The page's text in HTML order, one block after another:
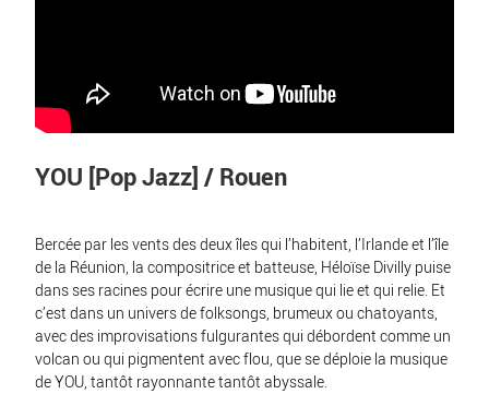
YOU [Pop Jazz] / Rouen
Bercée par les vents des deux îles qui l’habitent, l’Irlande et l’île
de la Réunion, la compositrice et batteuse, Héloïse Divilly puise
dans ses racines pour écrire une musique qui lie et qui relie. Et
c’est dans un univers de folksongs, brumeux ou chatoyants,
avec des improvisations fulgurantes qui débordent comme un
volcan ou qui pigmentent avec flou, que se déploie la musique
de YOU, tantôt rayonnante tantôt abyssale.